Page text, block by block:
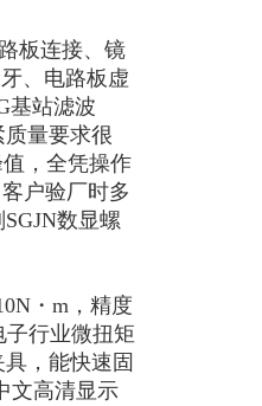
板连接、镜
、电路板虚
基站滤波
量要求很
，全凭操作
户验厂时多
数显螺
・m，精度
子行业微扭矩
，能快速固
文高清显示